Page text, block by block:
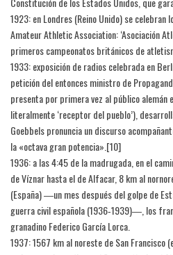
1923: en Londres (Reino Unido) se celebran
Amateur Athletic Association: ‘Asociación
primeros campeonatos británicos de
1933: exposición de radios celebrada en
petición del entonces ministro de
presenta por primera vez al público alemán
literalmente ‘receptor del pueblo’),
Goebbels pronuncia un discurso
la «octava gran potencia».[10]​
1936: a las 4:45 de la madrugada, en el
de Víznar hasta el de Alfacar, 8 km al
(España) ―un mes después del golpe de
guerra civil española (1936‑1939)―, los
granadino Federico García Lorca.
1937: 1567 km al noreste de San Francisco